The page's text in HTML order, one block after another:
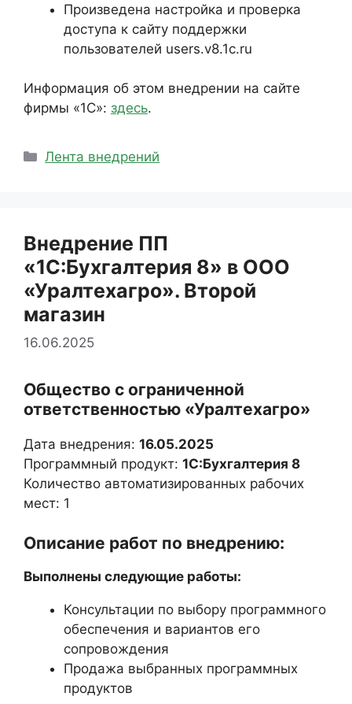
Произведена настройка и проверка
доступа к сайту поддержки
пользователей users.v8.1c.ru
Информация об этом внедрении на сайте
фирмы «1С»: здесь.
Рубрики
Лента внедрений
Внедрение ПП
«1С:Бухгалтерия 8» в ООО
«Уралтехагро». Второй
магазин
16.06.2025
Общество с ограниченной
ответственностью «Уралтехагро»
Дата внедрения: 16.05.2025
Программный продукт: 1С:Бухгалтерия 8
Количество автоматизированных рабочих
мест: 1
Описание работ по внедрению:
Выполнены следующие работы:
Консультации по выбору программного
обеспечения и вариантов его
сопровождения
Продажа выбранных программных
продуктов